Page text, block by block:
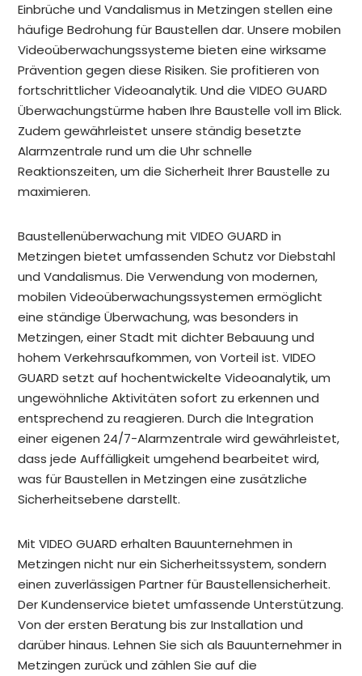
Einbrüche und Vandalismus in Metzingen stellen eine
häufige Bedrohung für Baustellen dar. Unsere mobilen
Videoüberwachungssysteme bieten eine wirksame
Prävention gegen diese Risiken. Sie profitieren von
fortschrittlicher Videoanalytik. Und die VIDEO GUARD
Überwachungstürme haben Ihre Baustelle voll im Blick.
Zudem gewährleistet unsere ständig besetzte
Alarmzentrale rund um die Uhr schnelle
Reaktionszeiten, um die Sicherheit Ihrer Baustelle zu
maximieren.
Baustellenüberwachung mit VIDEO GUARD in
Metzingen bietet umfassenden Schutz vor Diebstahl
und Vandalismus. Die Verwendung von modernen,
mobilen Videoüberwachungssystemen ermöglicht
eine ständige Überwachung, was besonders in
Metzingen, einer Stadt mit dichter Bebauung und
hohem Verkehrsaufkommen, von Vorteil ist. VIDEO
GUARD setzt auf hochentwickelte Videoanalytik, um
ungewöhnliche Aktivitäten sofort zu erkennen und
entsprechend zu reagieren. Durch die Integration
einer eigenen 24/7-Alarmzentrale wird gewährleistet,
dass jede Auffälligkeit umgehend bearbeitet wird,
was für Baustellen in Metzingen eine zusätzliche
Sicherheitsebene darstellt.
Mit VIDEO GUARD erhalten Bauunternehmen in
Metzingen nicht nur ein Sicherheitssystem, sondern
einen zuverlässigen Partner für Baustellensicherheit.
Der Kundenservice bietet umfassende Unterstützung.
Von der ersten Beratung bis zur Installation und
darüber hinaus. Lehnen Sie sich als Bauunternehmer in
Metzingen zurück und zählen Sie auf die